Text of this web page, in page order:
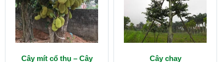
Cây mít cổ thụ – Cây
Cây chay